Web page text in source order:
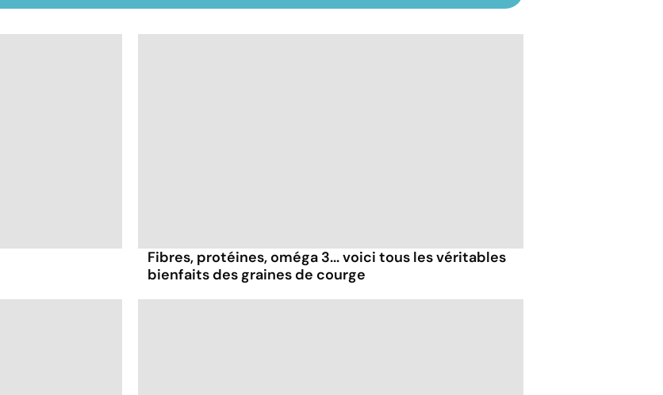
Fibres, protéines, oméga 3... voici tous les véritables
bienfaits des graines de courge